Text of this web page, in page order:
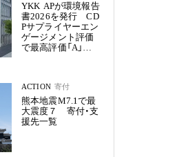
YKK APが環境報告
書2026を発行 CD
Pサプライヤーエン
ゲージメント評価
で最高評価「A」を
ACTION 寄付
熊本地震M7.1で最
大震度７ 寄付・支
援先一覧